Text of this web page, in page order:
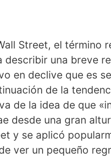
Street, el término
describir una breve
en declive que es
de la
de la idea de que
desde una gran
y se aplicó
ver un pequeño